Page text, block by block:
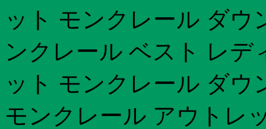
ット モンクレール ダウ
ンクレール ベスト レデ
ット モンクレール ダウ
モンクレール アウトレ